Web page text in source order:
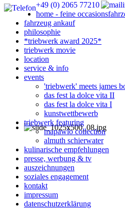
+49 (0) 2065 77210
home - feine
fahrzeug ankauf
philosophie
*triebwerk award 2025*
triebwerk movie
location
service & info
events
'triebwerk' meets james
das fest la dolce vita II
das fest la dolce vita I
kunstwettbewerb
triebwerk featuring
mapawlo collection
almuth schierwater
kulinarische empfehlungen
presse, werbung & tv
auszeichnungen
soziales engagement
kontakt
impressum
datenschutzerklärung